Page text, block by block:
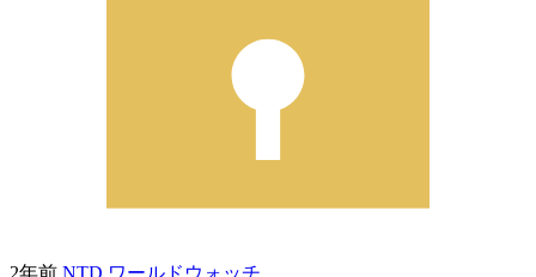
2年前 NTD ワールドウォッチ